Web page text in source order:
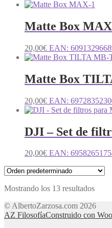
Matte Box
20,00€ EAN:
Matte Box
20,00€ EAN:
DJI – Set de
20,00€ EAN:
Mostrando los 13 resultados
© AlbertoZarzosa.com 2026
AZ FilosofíaConstruido con